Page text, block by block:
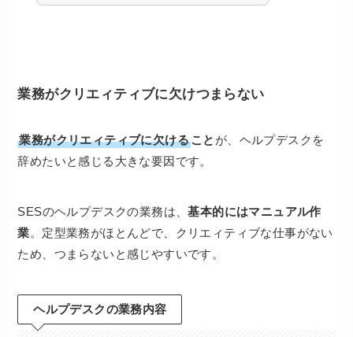
業務がクリエィティブに欠けつまらない
業務がクリエィティブに欠けること が、ヘルプデスクを
辞めたいと感じる大きな要因です。
SESのヘルプデスクの業務は、基本的にはマニュアル作
業。定型業務がほとんどで、クリエィティブな仕事がない
ため、つまらないと感じやすいです。
ヘルプデスクの業務内容